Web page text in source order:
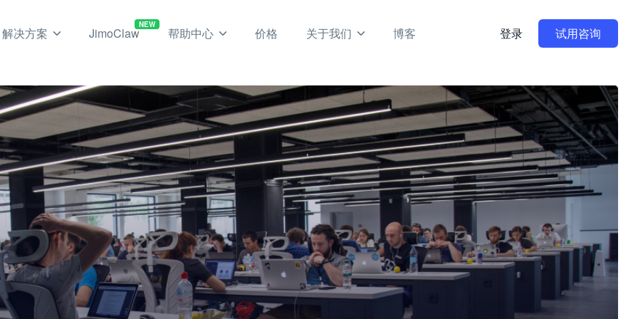
解决方案 JimoClaw
NEW
帮助中心 价格 关于我们 博客 登录 试用咨询